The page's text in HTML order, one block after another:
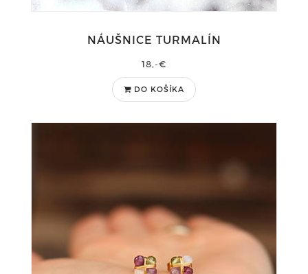
NÁUŠNICE TURMALÍN
18,-€
DO KOŠÍKA